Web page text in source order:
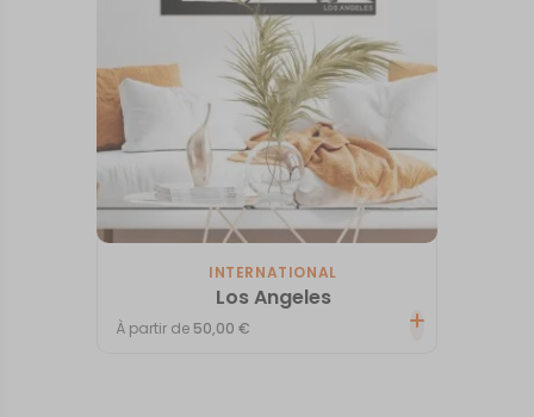
INTERNATIONAL
Los Angeles
À partir de 50,00€